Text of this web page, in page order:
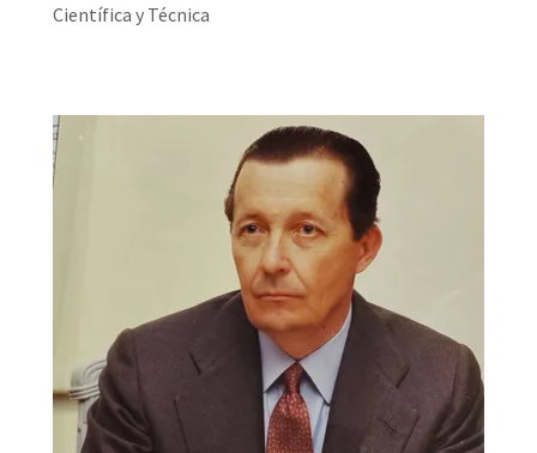
Científica y Técnica